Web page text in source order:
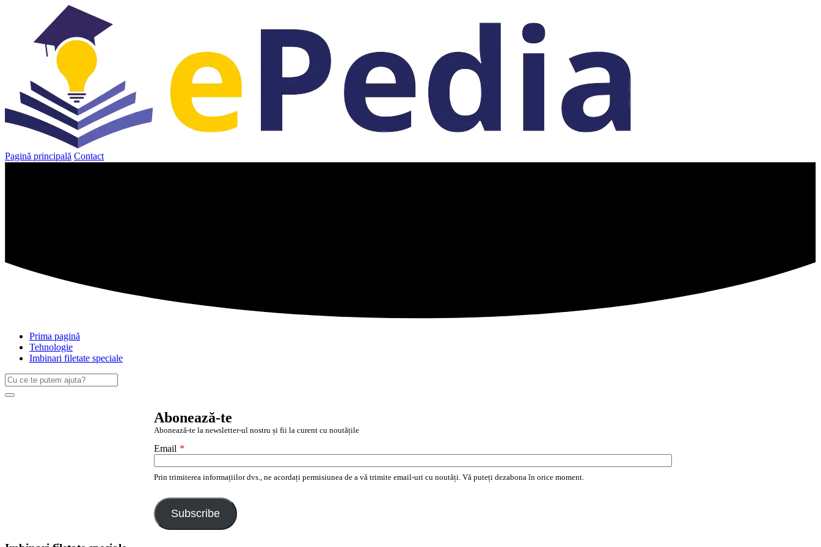
Pagină principală Contact
Prima pagină
Tehnologie
Imbinari filetate speciale
Caută
după:
Search
Abonează-te
Abonează-te la newsletter-ul nostru și fii la curent cu noutățile
Email *
Prin trimiterea informațiilor dvs., ne acordați permisiunea de a vă trimite email-uri cu noutăți. Vă puteți dezabona în orice moment.
Subscribe